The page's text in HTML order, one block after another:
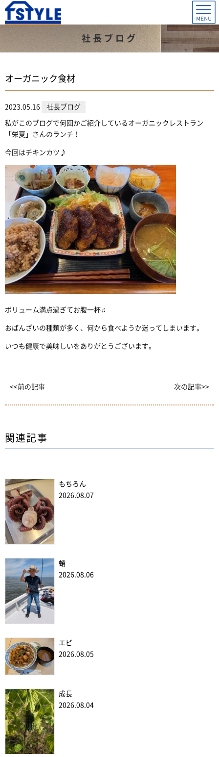
社長ブログ
オーガニック食材
2023.05.16 社長ブログ
私がこのブログで何回かご紹介しているオーガニックレストラン
「栄夏」さんのランチ！
今回はチキンカツ♪
ボリューム満点過ぎてお腹一杯♫
おばんざいの種類が多く、何から食べようか迷ってしまいます。
いつも健康で美味しいをありがとうございます。
<<前の記事 次の記事>>
関連記事
もちろん
2026.08.07
蛸
2026.08.06
エビ
2026.08.05
成長
2026.08.04